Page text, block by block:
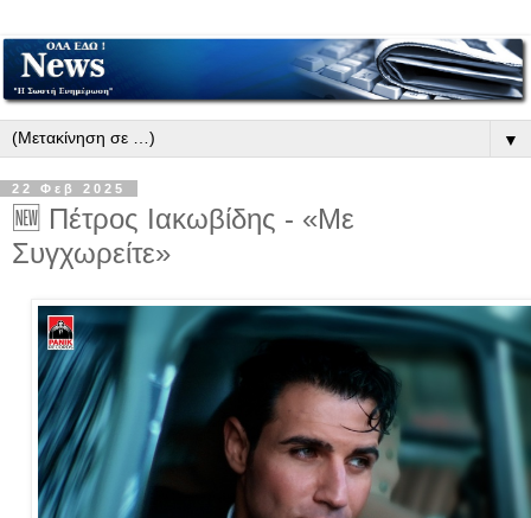
▼
22 Φεβ 2025
🆕 Πέτρος Ιακωβίδης - «Με
Συγχωρείτε»